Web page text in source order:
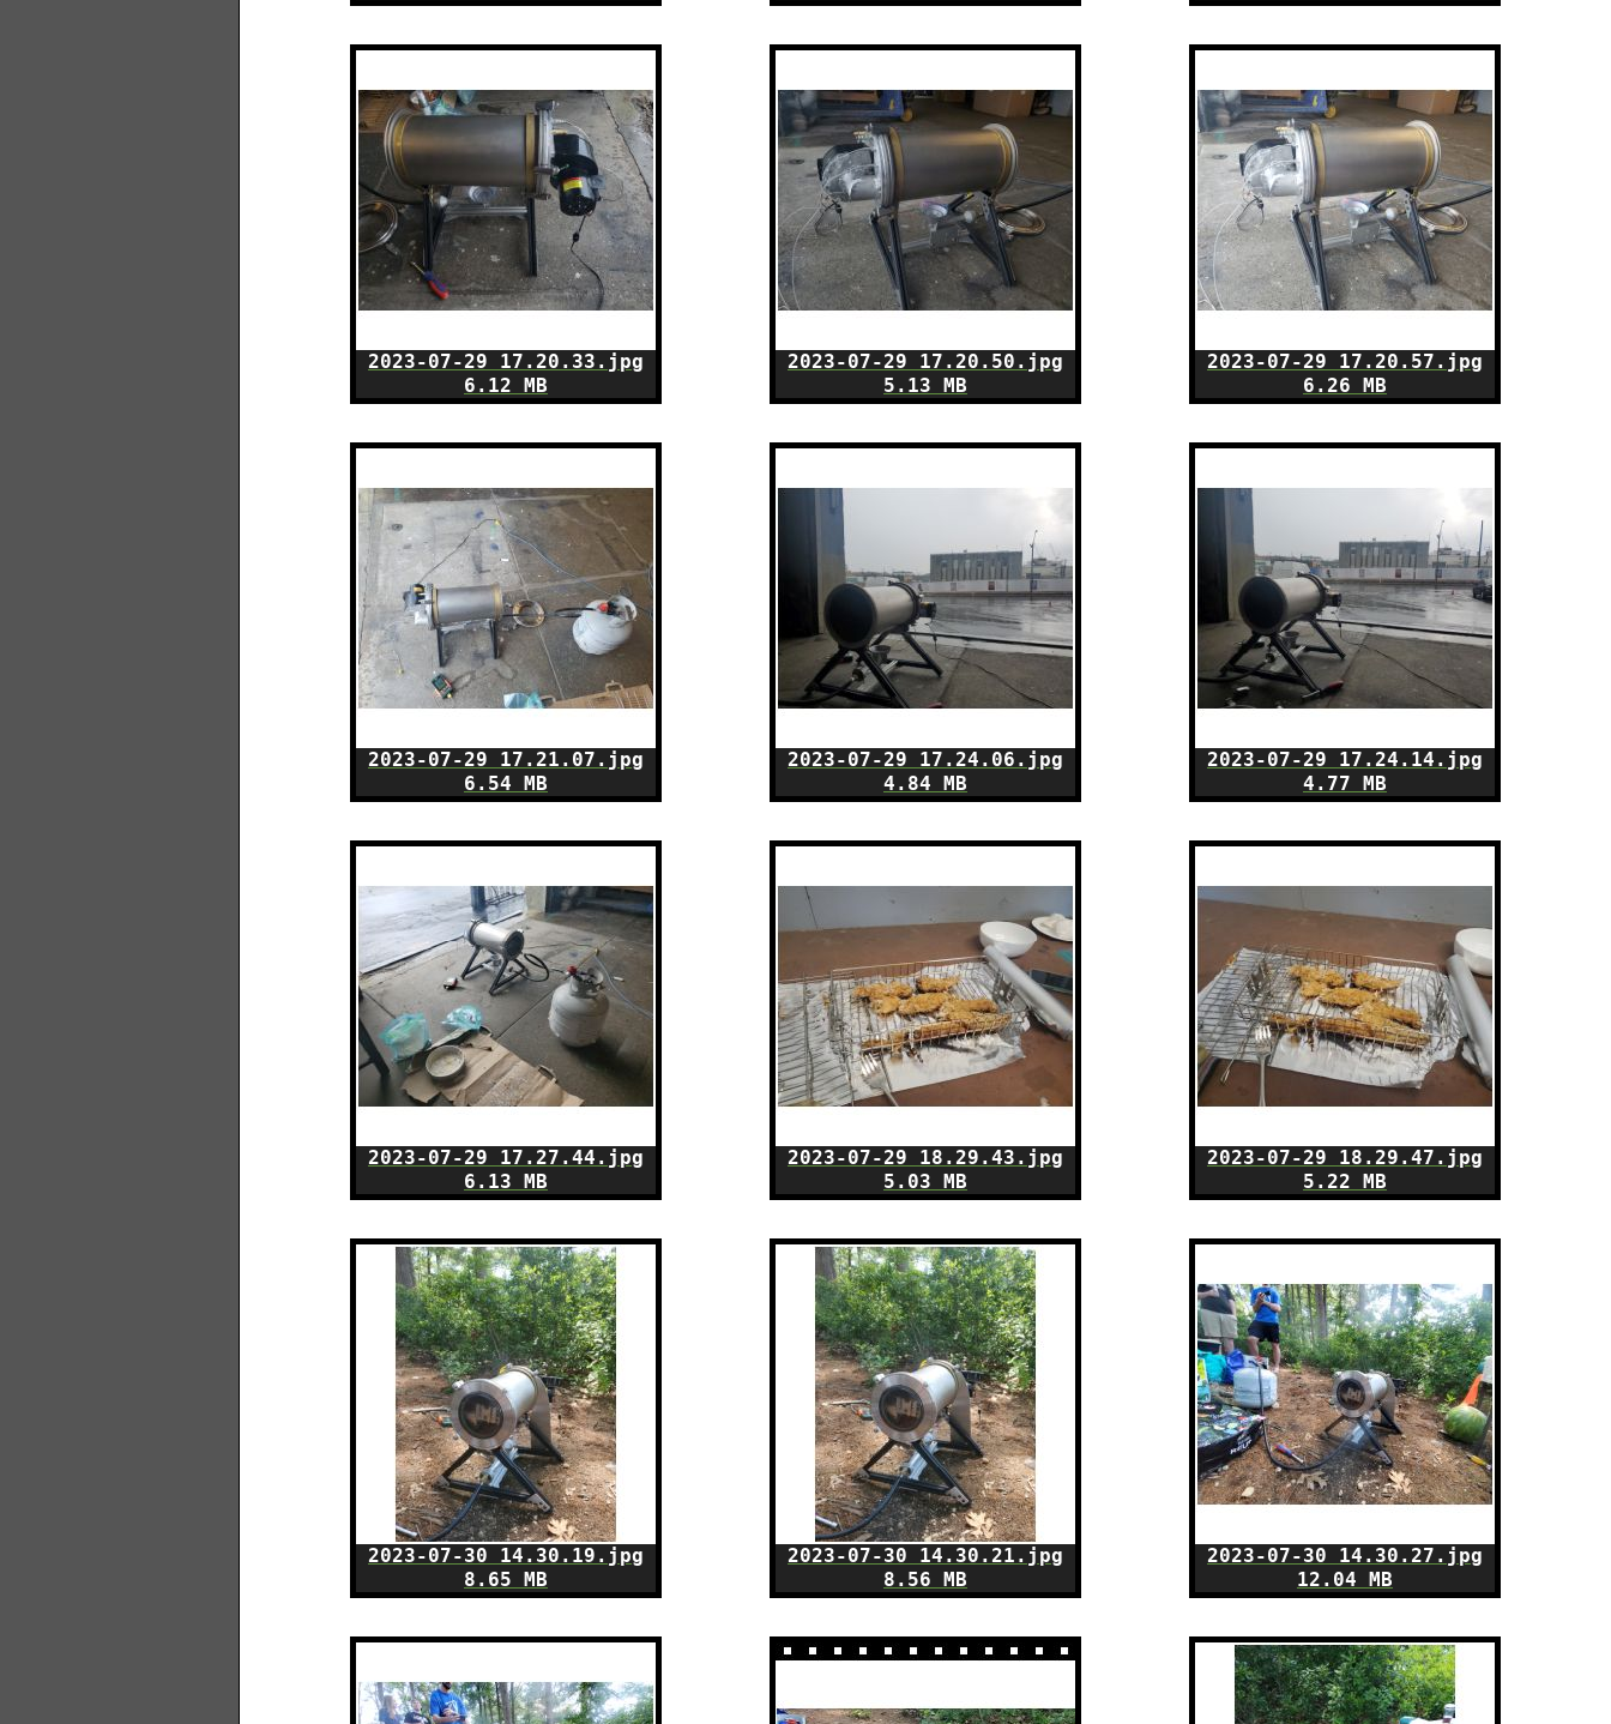
2023-07-29 17.20.33.jpg
6.12 MB
2023-07-29 17.20.50.jpg
5.13 MB
2023-07-29 17.20.57.jpg
6.26 MB
2023-07-29 17.21.07.jpg
6.54 MB
2023-07-29 17.24.06.jpg
4.84 MB
2023-07-29 17.24.14.jpg
4.77 MB
2023-07-29 17.27.44.jpg
6.13 MB
2023-07-29 18.29.43.jpg
5.03 MB
2023-07-29 18.29.47.jpg
5.22 MB
2023-07-30 14.30.19.jpg
8.65 MB
2023-07-30 14.30.21.jpg
8.56 MB
2023-07-30 14.30.27.jpg
12.04 MB